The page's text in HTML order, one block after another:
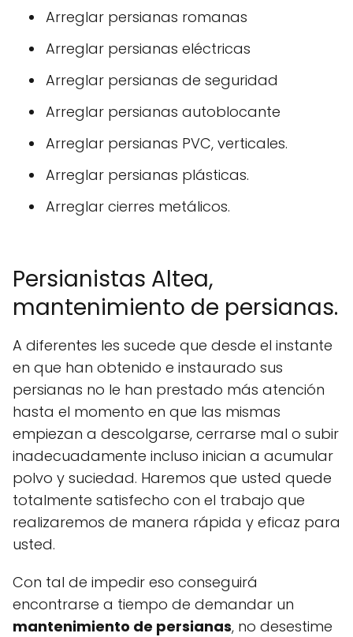
Arreglar persianas romanas
Arreglar persianas eléctricas
Arreglar persianas de seguridad
Arreglar persianas autoblocante
Arreglar persianas PVC, verticales.
Arreglar persianas plásticas.
Arreglar cierres metálicos.
Persianistas Altea,
mantenimiento de persianas.
A diferentes les sucede que desde el instante
en que han obtenido e instaurado sus
persianas no le han prestado más atención
hasta el momento en que las mismas
empiezan a descolgarse, cerrarse mal o subir
inadecuadamente incluso inician a acumular
polvo y suciedad. Haremos que usted quede
totalmente satisfecho con el trabajo que
realizaremos de manera rápida y eficaz para
usted.
Con tal de impedir eso conseguirá
encontrarse a tiempo de demandar un
mantenimiento de persianas, no desestime